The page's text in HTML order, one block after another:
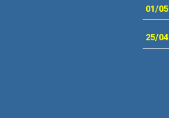
01/05
25/04